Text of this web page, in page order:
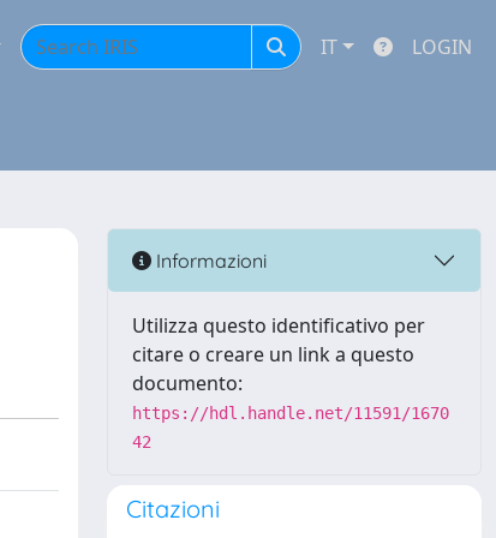
IT LOGIN
Informazioni
Utilizza questo identificativo per
citare o creare un link a questo
documento:
https://hdl.handle.net/11591/1670
42
Citazioni